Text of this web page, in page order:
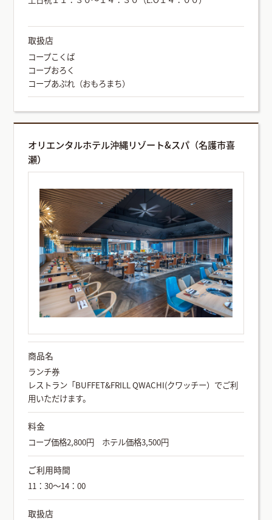
取扱店
コープこくば
コープおろく
コープあぷれ（おもろまち）
オリエンタルホテル沖縄リゾート&スパ（名護市喜
瀬）
商品名
ランチ券
レストラン「BUFFET&FRILL QWACHI(クワッチー）でご利
用いただけます。
料金
コープ価格2,800円 ホテル価格3,500円
ご利用時間
11：30～14：00
取扱店